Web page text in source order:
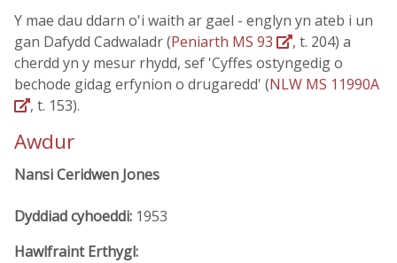
Y mae dau ddarn o'i waith ar gael - englyn yn ateb i un
gan Dafydd Cadwaladr (Peniarth MS 93
, t. 204) a
cherdd yn y mesur rhydd, sef 'Cyffes ostyngedig o
bechode gidag erfynion o drugaredd' (NLW MS 11990A
, t. 153).
Awdur
Nansi Ceridwen Jones
Dyddiad cyhoeddi: 1953
Hawlfraint Erthygl: